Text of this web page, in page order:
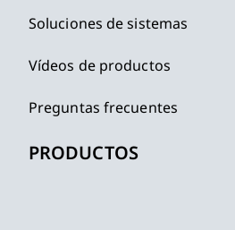
Soluciones de sistemas
Vídeos de productos
Preguntas frecuentes
PRODUCTOS